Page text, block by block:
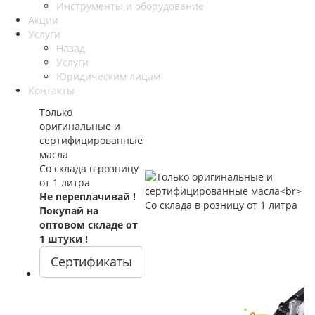
Инструменты и оборудование
Акции
Услуги
Назад
Услуги
Юридическим лицам
Контакты
Только
оригинальные и
сертифицированные
масла
Со склада в розницу
от 1 литра
Не переплачивай !
Покупай на
оптовом складе от
1 штуки !
Сертификаты